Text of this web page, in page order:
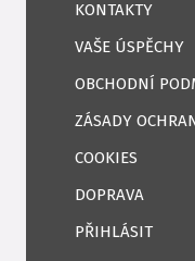
KONTAKTY
VAŠE ÚSPĚCHY
OBCHODNÍ
ZÁSADY
COOKIES
DOPRAVA
PŘIHLÁSIT